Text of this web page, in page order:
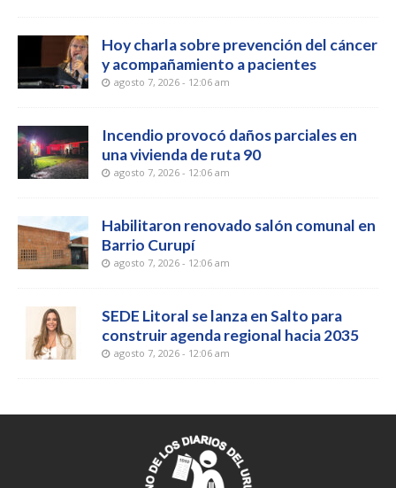
Hoy charla sobre prevención del cáncer
y acompañamiento a pacientes
agosto 7, 2026 - 12:06 am
Incendio provocó daños parciales en
una vivienda de ruta 90
agosto 7, 2026 - 12:06 am
Habilitaron renovado salón comunal en
Barrio Curupí
agosto 7, 2026 - 12:06 am
SEDE Litoral se lanza en Salto para
construir agenda regional hacia 2035
agosto 7, 2026 - 12:06 am